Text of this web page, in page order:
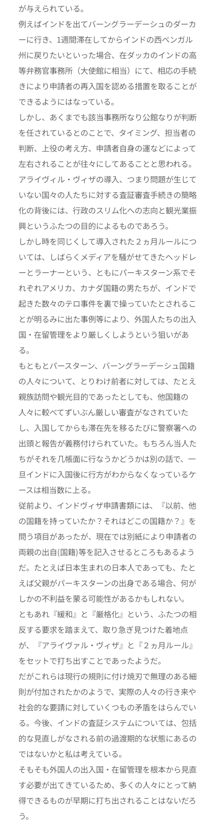
が与えられている。
例えばインドを出てバーングラーデーシュのダーカ
ーに行き、1週間滞在してからインドの西ベンガル
州に戻りたいといった場合、在ダッカのインドの高
等弁務官事務所（大使館に相当）にて、相応の手続
きにより申請者の再入国を認める措置を取ることが
できるようにはなっている。
しかし、あくまでも該当事務所なり公館なりが判断
を任されているとのことで、タイミング、担当者の
判断、上役の考え方、申請者自身の運などによって
左右されることが往々にしてあることと思われる。
アライヴィル・ヴィザの導入、つまり問題が生じて
いない国々の人たちに対する査証審査手続きの簡略
化の背後には、行政のスリム化への志向と観光業振
興というふたつの目的によるものであろう。
しかし時を同じくして導入された２ヵ月ルールにつ
いては、しばらくメディアを騒がせてきたヘッドレ
ーとラーナーという、ともにパーキスターン系でそ
れぞれアメリカ、カナダ国籍の男たちが、インドで
起きた数々のテロ事件を裏で操っていたとされるこ
とが明るみに出た事例等により、外国人たちの出入
国・在留管理をより厳しくしようという狙いがあ
る。
もともとパースターン、バーングラーデーシュ国籍
の人々について、とりわけ前者に対しては、たとえ
親族訪問や観光目的であったとしても、他国籍の
人々に較べてずいぶん厳しい審査がなされていた
し、入国してからも滞在先を移るたびに警察署への
出頭と報告が義務付けられていた。もちろん当人た
ちがそれを几帳面に行なうかどうかは別の話で、一
旦インドに入国後に行方がわからなくなっているケ
ースは相当数に上る。
従前より、インドヴィザ申請書類には、『以前、他
の国籍を持っていたか？それはどこの国籍か？』を
問う項目があったが、現在では別紙により申請者の
両親の出自(国籍)等を記入させるところもあるよう
だ。たとえば日本生まれの日本人であっても、たと
えば父親がパーキスターンの出身である場合、何が
しかの不利益を蒙る可能性があるかもしれない。
ともあれ『緩和』と『厳格化』という、ふたつの相
反する要求を踏まえて、取り急ぎ見つけた着地点
が、『アライヴァル・ヴィザ』と『２ヵ月ルール』
をセットで打ち出すことであったようだ。
だがこれらは現行の規則に付け焼刃で無理のある細
則が付加されたかのようで、実際の人々の行き来や
社会的な要請に対していくつもの矛盾をはらんでい
る。今後、インドの査証システムについては、包括
的な見直しがなされる前の過渡期的な状態にあるの
ではないかと私は考えている。
そもそも外国人の出入国・在留管理を根本から見直
す必要が出てきているため、多くの人々にとって納
得できるものが早期に打ち出されることはないだろ
う。